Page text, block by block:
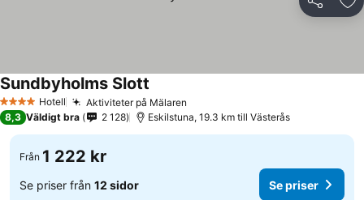
Dela
4 StjärnorHotell Aktiviteter på Mälaren
Sundbyholms Slott
8,3 Väldigt bra 2 128 Eskilstuna, 19.3 km till Västerås
Från 1 222 kr
Se priser från 12 sidor Se priser